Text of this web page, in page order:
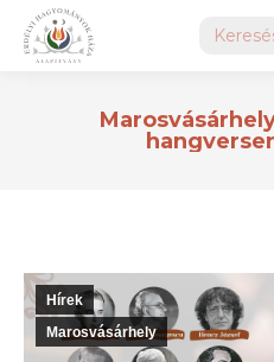
Search:
Hírek
Marosvásárhely